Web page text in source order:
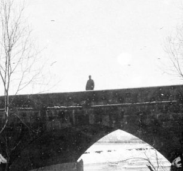
fent a sziklán az 1845-ben állított barokk kőkereszt sziluettje látható.
1916 1916